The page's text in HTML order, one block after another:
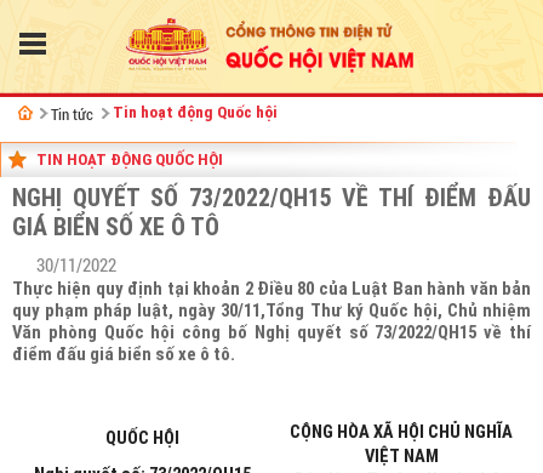
Tin tức Tin hoạt động Quốc hội
TIN HOẠT ĐỘNG QUỐC HỘI
NGHỊ QUYẾT SỐ 73/2022/QH15 VỀ THÍ ĐIỂM ĐẤU
GIÁ BIỂN SỐ XE Ô TÔ
30/11/2022
Thực hiện quy định tại khoản 2 Điều 80 của Luật Ban hành văn bản
quy phạm pháp luật, ngày 30/11,Tổng Thư ký Quốc hội, Chủ nhiệm
Văn phòng Quốc hội công bố Nghị quyết số 73/2022/QH15 về thí
điểm đấu giá biển số xe ô tô.
QUỐC HỘI
CỘNG HÒA XÃ HỘI CHỦ NGHĨA
VIỆT NAM